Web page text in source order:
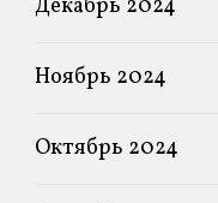
Декабрь 2024
Ноябрь 2024
Октябрь 2024